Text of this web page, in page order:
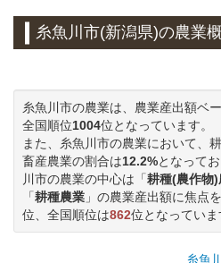
糸魚川市(新潟県)の農業
糸魚川市の農業は、農業産出額ベ
全国順位1004位となっています。
また、糸魚川市の農業において、
畜産農業の割合は12.2%となって
川市の農業の中心は「耕種(農作物)
「耕種農業 」の農業産出額に焦点
位、全国順位は862位となっていま
糸魚